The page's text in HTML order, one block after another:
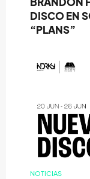
DISCO EN
“PLANS”
NOTICIAS